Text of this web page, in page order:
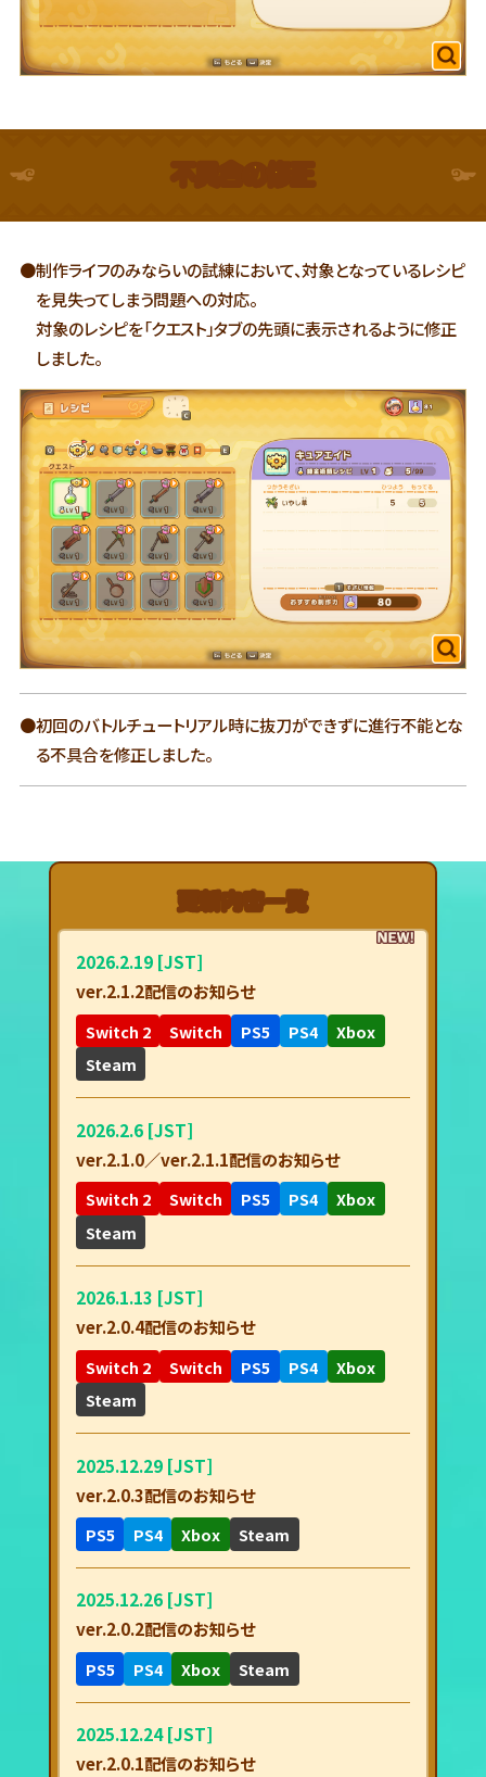
不具合の修正
●制作ライフのみならいの試練において、対象となっているレシピ
を見失ってしまう問題への対応。
対象のレシピを「クエスト」タブの先頭に表示されるように修正
しました。
●初回のバトルチュートリアル時に抜刀ができずに進行不能とな
る不具合を修正しました。
更新内容一覧
2026.2.19 [JST]
ver.2.1.2配信のお知らせ
Switch 2 Switch PS5 PS4
Xbox
Steam
2026.2.6 [JST]
ver.2.1.0／ver.2.1.1配信のお知らせ
Switch 2 Switch PS5 PS4
Xbox
Steam
2026.1.13 [JST]
ver.2.0.4配信のお知らせ
Switch 2 Switch PS5 PS4
Xbox
Steam
2025.12.29 [JST]
ver.2.0.3配信のお知らせ
PS5 PS4 Xbox Steam
2025.12.26 [JST]
ver.2.0.2配信のお知らせ
PS5 PS4 Xbox Steam
2025.12.24 [JST]
ver.2.0.1配信のお知らせ